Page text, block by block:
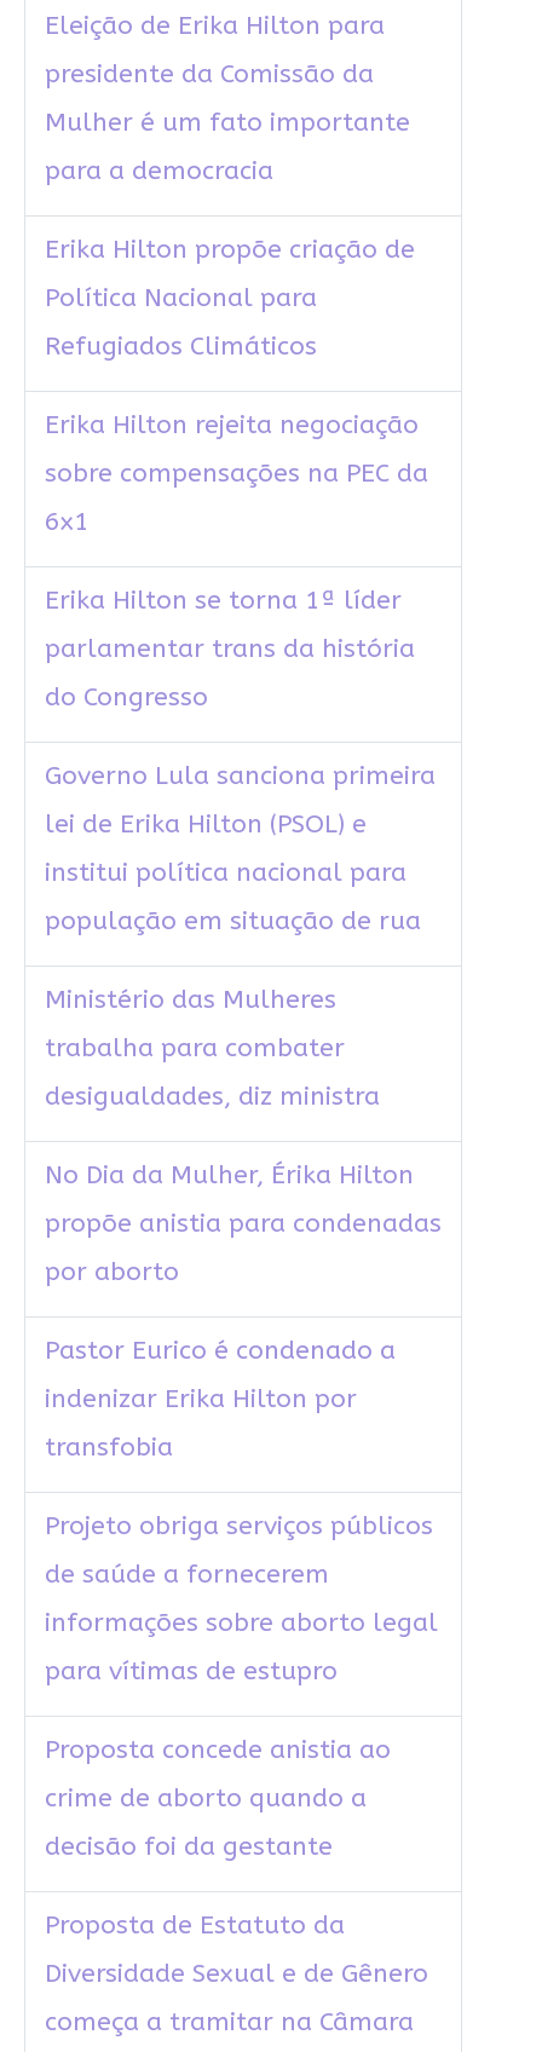
Eleição de Erika Hilton para
presidente da Comissão da
Mulher é um fato importante
para a democracia
Erika Hilton propõe criação de
Política Nacional para
Refugiados Climáticos
Erika Hilton rejeita negociação
sobre compensações na PEC da
6x1
Erika Hilton se torna 1ª líder
parlamentar trans da história
do Congresso
Governo Lula sanciona primeira
lei de Erika Hilton (PSOL) e
institui política nacional para
população em situação de rua
Ministério das Mulheres
trabalha para combater
desigualdades, diz ministra
No Dia da Mulher, Érika Hilton
propõe anistia para condenadas
por aborto
Pastor Eurico é condenado a
indenizar Erika Hilton por
transfobia
Projeto obriga serviços públicos
de saúde a fornecerem
informações sobre aborto legal
para vítimas de estupro
Proposta concede anistia ao
crime de aborto quando a
decisão foi da gestante
Proposta de Estatuto da
Diversidade Sexual e de Gênero
começa a tramitar na Câmara